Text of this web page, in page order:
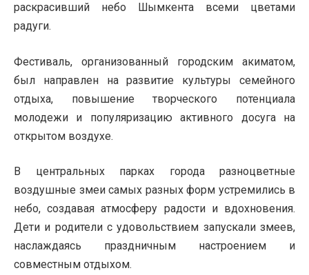
раскрасивший небо Шымкента всеми цветами
радуги.
Фестиваль, организованный городским акиматом,
был направлен на развитие культуры семейного
отдыха, повышение творческого потенциала
молодежи и популяризацию активного досуга на
открытом воздухе.
В центральных парках города разноцветные
воздушные змеи самых разных форм устремились в
небо, создавая атмосферу радости и вдохновения.
Дети и родители с удовольствием запускали змеев,
наслаждаясь праздничным настроением и
совместным отдыхом.